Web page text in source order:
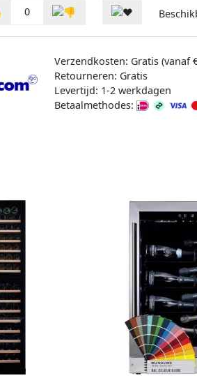
0
Verzendkosten: Gratis (vanaf
Retourneren: Gratis
Levertijd: 1-2 werkdagen
Betaalmethodes: